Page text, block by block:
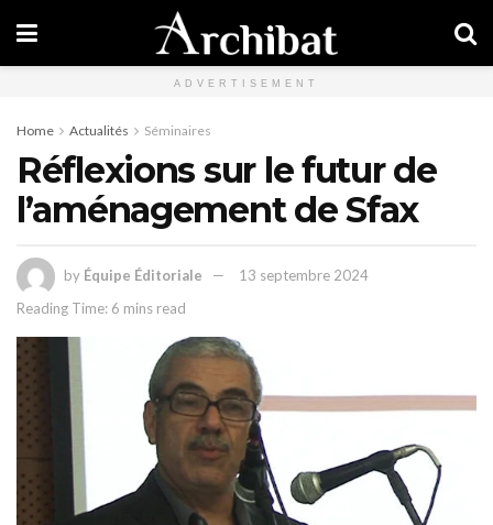
ADVERTISEMENT
Home Actualités Séminaires
Réflexions sur le futur de
l’aménagement de Sfax
by Équipe Éditoriale
13 septembre 2024
Reading Time: 6 mins read